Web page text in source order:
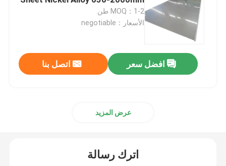
Incoloy 800 هـ
Incoloy 800HT
MOQ：1-2 طن
الأسعار：negotiable
افضل سعر اتصل بنا
عرض المزيد
اترك رسالة